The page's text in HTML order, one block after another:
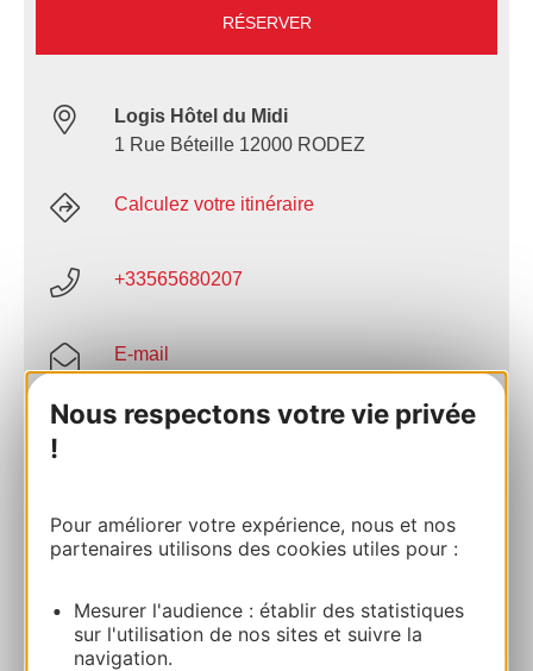
Nous respectons votre vie privée
!
Pour améliorer votre expérience, nous et nos
partenaires utilisons des cookies utiles pour :
Mesurer l'audience : établir des statistiques
sur l'utilisation de nos sites et suivre la
navigation.
RÉSERVER
Logis Hôtel du Midi
1 Rue Béteille 12000 RODEZ
Calculez votre itinéraire
+33565680207
E-mail
Site internet